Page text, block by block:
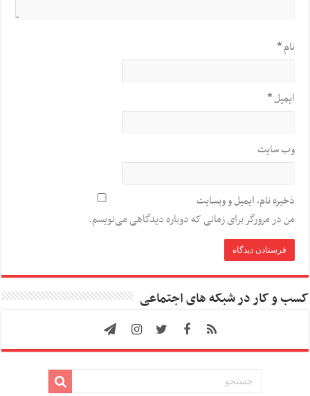
نام*
ایمیل*
وب‌ سایت
ذخیره نام، ایمیل و وبسایت
من در مرورگر برای زمانی که دوباره دیدگاهی می‌نویسم.
کسب و کار در شبکه های اجتماعی